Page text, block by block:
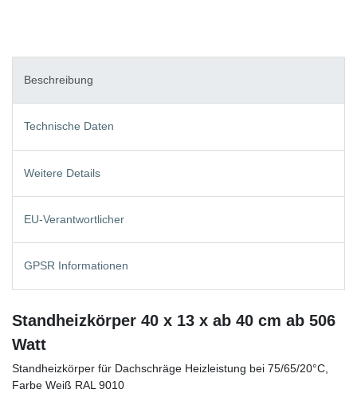
Beschreibung
Technische Daten
Weitere Details
EU-Verantwortlicher
GPSR Informationen
Standheizkörper 40 x 13 x ab 40 cm ab 506
Watt
Standheizkörper für Dachschräge Heizleistung bei 75/65/20°C,
Farbe Weiß RAL 9010